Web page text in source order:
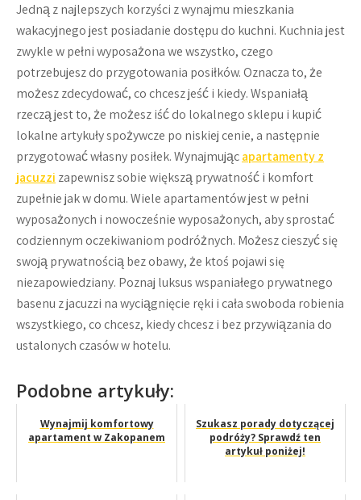
Jedną z najlepszych korzyści z wynajmu mieszkania
wakacyjnego jest posiadanie dostępu do kuchni. Kuchnia jest
zwykle w pełni wyposażona we wszystko, czego
potrzebujesz do przygotowania posiłków. Oznacza to, że
możesz zdecydować, co chcesz jeść i kiedy. Wspaniałą
rzeczą jest to, że możesz iść do lokalnego sklepu i kupić
lokalne artykuły spożywcze po niskiej cenie, a następnie
przygotować własny posiłek. Wynajmującapartamenty z
jacuzzi zapewnisz sobie większą prywatność i komfort
zupełnie jak w domu. Wiele apartamentów jest w pełni
wyposażonych i nowocześnie wyposażonych, aby sprostać
codziennym oczekiwaniom podróżnych. Możesz cieszyć się
swoją prywatnością bez obawy, że ktoś pojawi się
niezapowiedziany. Poznaj luksus wspaniałego prywatnego
basenu z jacuzzi na wyciągnięcie ręki i cała swoboda robienia
wszystkiego, co chcesz, kiedy chcesz i bez przywiązania do
ustalonych czasów w hotelu.
Podobne artykuły:
Wynajmij komfortowy
apartament w Zakopanem
Szukasz porady dotyczącej
podróży? Sprawdź ten
artykuł poniżej!